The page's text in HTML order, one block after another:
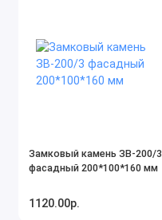
Замковый камень ЗВ-200/3
фасадный 200*100*160 мм
1120.00р.